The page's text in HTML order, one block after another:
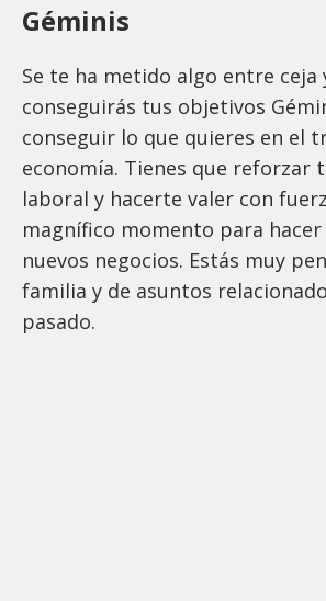
Géminis
Se te ha metido algo entre ceja
conseguirás tus objetivos
conseguir lo que quieres en el
economía. Tienes que reforzar
laboral y hacerte valer con
magnífico momento para
nuevos negocios. Estás muy
familia y de asuntos
pasado.